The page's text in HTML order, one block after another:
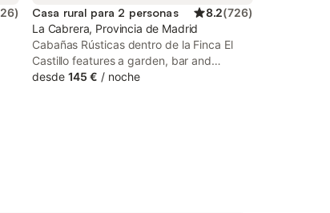
)
Casa rural para 2 personas 8.2(726)
La Cabrera, Provincia de Madrid
Cabañas Rústicas dentro de la Finca El
Castillo features a garden, bar and
barbecue facilities in La Cabrera. There is
desde 145 € / noche